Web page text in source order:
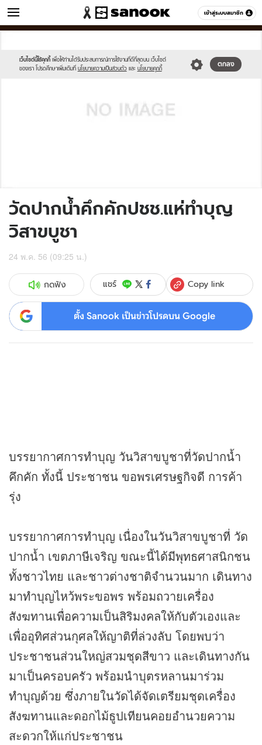
เข้าสู่ระบบสมาชิก
ข่าว หมวดอื่นๆ
เว็บไซต์นี้ใช้คุกกี้ เพื่อให้ท่านได้รับประสบการณ์การใช้งานที่ดีที่สุดบน เว็บไซต์
ของเรา โปรดศึกษาเพิ่มเติมที่ นโยบายความเป็นส่วนตัว และ นโยบายคุกกี้
ตกลง
sanook.png
image.jpg
วัดปากน้ำคึกคักปชช.แห่ทำบุญ
วิสาขบูชา
24 พ.ค. 56 (09:25 น.)
กดฟัง แชร์ Copy link
ตั้ง Sanook เป็นข่าวโปรดบน Google
บรรยากาศการทำบุญ วันวิสาขบูชาที่วัดปากน้ำ
คึกคัก ทั้งนี้ ประชาชน ขอพรเศรษฐกิจดี การค้า
รุ่ง
บรรยากาศการทำบุญ เนื่องในวันวิสาขบูชาที่ วัด
ปากน้ำ เขตภาษีเจริญ ขณะนี้ได้มีพุทธศาสนิกชน
ทั้งชาวไทย และชาวต่างชาติจำนวนมาก เดินทาง
มาทำบุญไหว้พระขอพร พร้อมถวายเครื่อง
สังฆทานเพื่อความเป็นสิริมงคลให้กับตัวเองและ
เพื่ออุทิศส่วนกุศลให้ญาติที่ล่วงลับ โดยพบว่า
ประชาชนส่วนใหญ่สวมชุดสีขาว และเดินทางกัน
มาเป็นครอบครัว พร้อมนำบุตรหลานมาร่วม
ทำบุญด้วย ซึ่งภายในวัดได้จัดเตรียมชุดเครื่อง
สังฆทานและดอกไม้ธูปเทียนคอยอำนวยความ
สะดวกให้แก่ประชาชน